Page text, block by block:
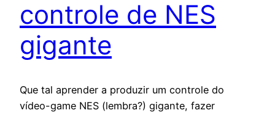
controle de NES
gigante
Que tal aprender a produzir um controle do
vídeo-game NES (lembra?) gigante, fazer